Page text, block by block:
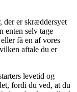
der er skræddersyet
enten selv tage
få en af vores
aftale du er
levetid og
fordi du ved, at du